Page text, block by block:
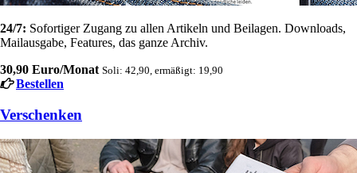
24/7: Sofortiger Zugang zu allen Artikeln und Beilagen. Downloads,
Mailausgabe, Features, das ganze Archiv.
30,90 Euro/Monat Soli: 42,90, ermäßigt: 19,90
Bestellen
Verschenken